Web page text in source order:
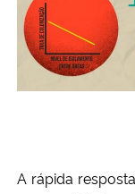
A rápida